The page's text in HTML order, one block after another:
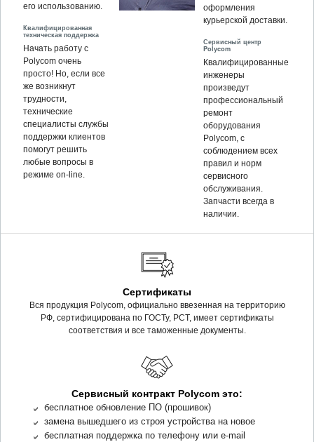
его использованию.
Квалифицированная
техническая поддержка
Начать работу с
Polycom очень
просто! Но, если все
же возникнут
трудности,
технические
специалисты службы
поддержки клиентов
помогут решить
любые вопросы в
режиме on-line.
оформления
курьерской доставки.
Сервисный центр
Polycom
Квалифицированные
инженеры
произведут
профессиональный
ремонт
оборудования
Polycom, c
соблюдением всех
правил и норм
сервисного
обслуживания.
Запчасти всегда в
наличии.
Сертификаты
Вся продукция Polycom, официально ввезенная на территорию
РФ, сертифицирована по ГОСТу, РСТ, имеет сертификаты
соответствия и все таможенные документы.
Сервисный контракт Polycom это:
бесплатное обновление ПО (прошивок)
замена вышедшего из строя устройства на новое
бесплатная поддержка по телефону или e-mail